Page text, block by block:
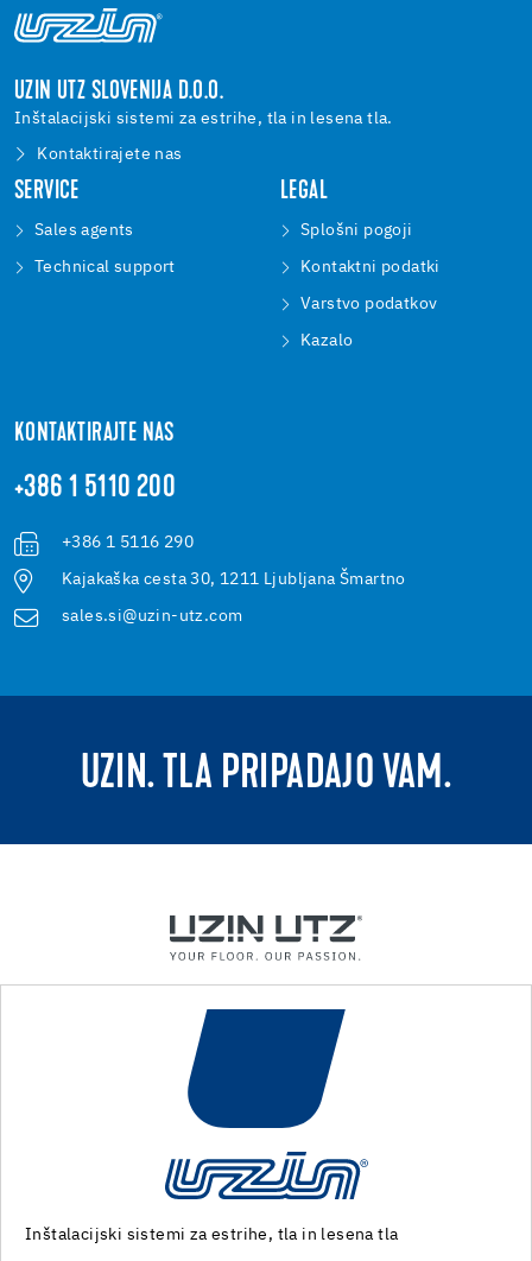
UZIN UTZ SLOVENIJA D.O.O.
Inštalacijski sistemi za estrihe, tla in lesena tla.
Kontaktirajete nas
SERVICE
Sales agents
Technical support
LEGAL
Splošni pogoji
Kontaktni podatki
Varstvo podatkov
Kazalo
KONTAKTIRAJTE NAS
+386 1 5110 200
+386 1 5116 290
Kajakaška cesta 30, 1211 Ljubljana Šmartno
sales.si@uzin-utz.com
UZIN. TLA PRIPADAJO VAM.
Stroji in posebna orodja za pripravo tal in polaganje talnih